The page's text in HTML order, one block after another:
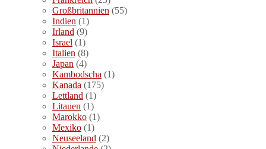
Großbritannien (55)
Indien (1)
Irland (9)
Israel (1)
Italien (8)
Japan (4)
Kambodscha (1)
Kanada (175)
Lettland (1)
Litauen (1)
Marokko (1)
Mexiko (1)
Neuseeland (2)